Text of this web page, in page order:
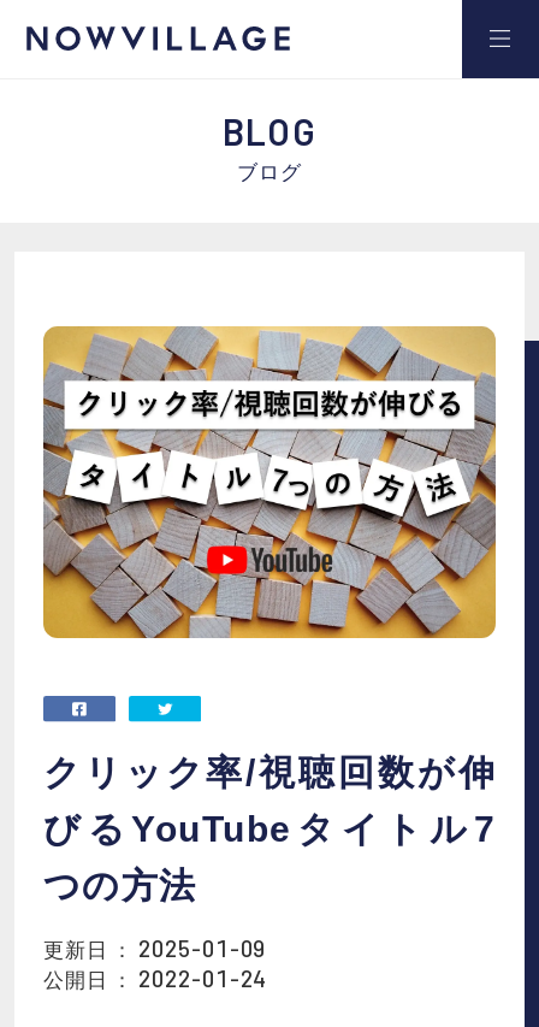
BLOG
ブログ
クリック率/視聴回数が伸
びるYouTubeタイトル7
つの方法
更新日 ： 2025-01-09
公開日 ： 2022-01-24
セミナー
ブログ
お役立ち資料
お知らせ
会社概要
採用情報